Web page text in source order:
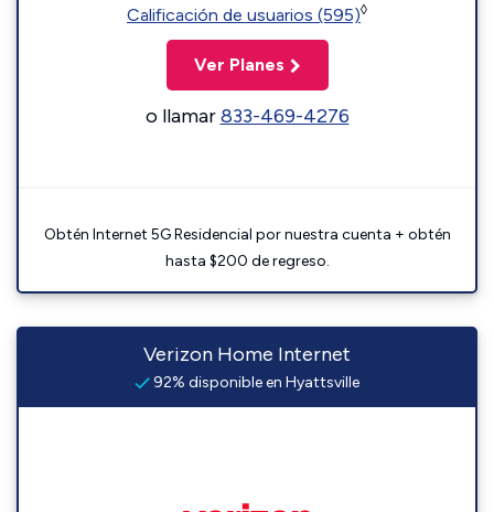
Calificación de usuarios (595)◊
Ver Planes
o llamar833-469-4276
Obtén Internet 5G Residencial por nuestra cuenta + obtén
hasta $200 de regreso.
Verizon Home Internet
92% disponible en Hyattsville